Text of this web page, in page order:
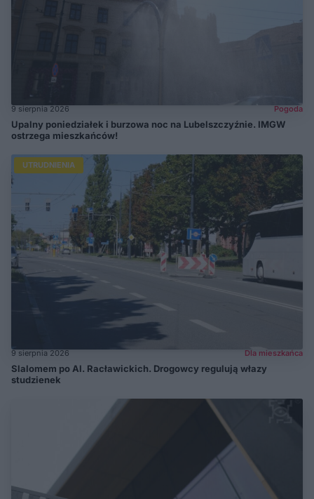
9 sierpnia 2026 Pogoda
Upalny poniedziałek i burzowa noc na Lubelszczyźnie. IMGW
ostrzega mieszkańców!
UTRUDNIENIA
9 sierpnia 2026 Dla mieszkańca
Slalomem po Al. Racławickich. Drogowcy regulują włazy
studzienek